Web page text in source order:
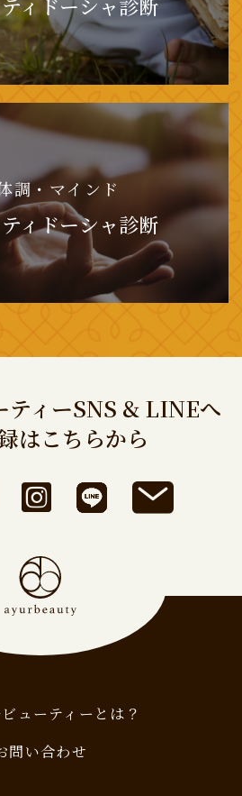
ィドーシャ診断
調・マインド
ィドーシャ診断
ティーSNS & LINEへ
はこちらから
ューティーとは？
問い合わせ